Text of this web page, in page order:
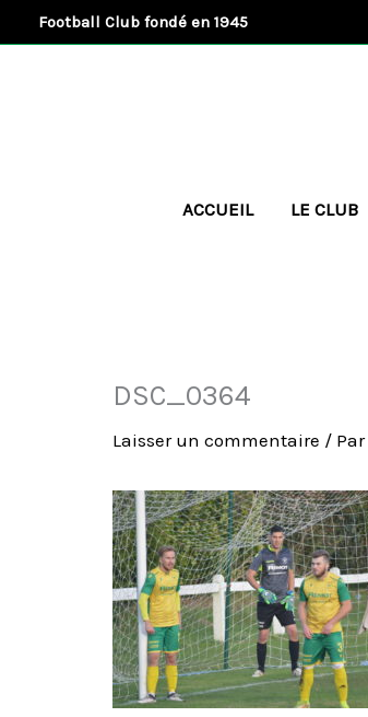
au
Football Club fondé en 1945
ACCUEIL LE CLUB
DSC_0364
Laisser un commentaire / Par